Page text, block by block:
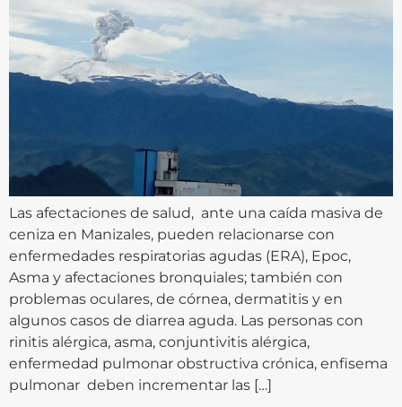
Las afectaciones de salud, ante una caída masiva de
ceniza en Manizales, pueden relacionarse con
enfermedades respiratorias agudas (ERA), Epoc,
Asma y afectaciones bronquiales; también con
problemas oculares, de córnea, dermatitis y en
algunos casos de diarrea aguda. Las personas con
rinitis alérgica, asma, conjuntivitis alérgica,
enfermedad pulmonar obstructiva crónica, enfisema
pulmonar deben incrementar las […]